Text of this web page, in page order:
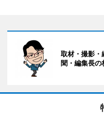
取材・撮影・
聞・編集長の